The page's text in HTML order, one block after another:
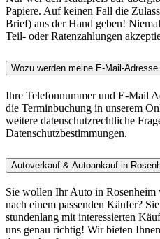
Papiere. Auf keinen Fall die
Brief) aus der Hand geben!
Teil- oder Ratenzahlungen
Wozu werden meine E-Mail-
Ihre Telefonnummer und E-Mail
die Terminbuchung in unserem
weitere datenschutzrechtliche
Datenschutzbestimmungen.
Autoverkauf & Autoankauf in
Sie wollen Ihr Auto in Rosenheim
nach einem passenden Käufer?
stundenlang mit interessierten
uns genau richtig! Wir bieten